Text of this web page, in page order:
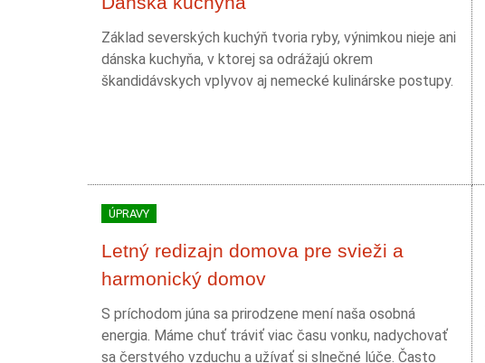
Základ severských kuchýň tvoria ryby, výnimkou nieje ani
dánska kuchyňa, v ktorej sa odrážajú okrem
škandidávskych vplyvov aj nemecké kulinárske postupy.
ÚPRAVY
Letný redizajn domova pre svieži a
harmonický domov
S príchodom júna sa prirodzene mení naša osobná
energia. Máme chuť tráviť viac času vonku, nadychovať
sa čerstvého vzduchu a užívať si slnečné lúče. Často